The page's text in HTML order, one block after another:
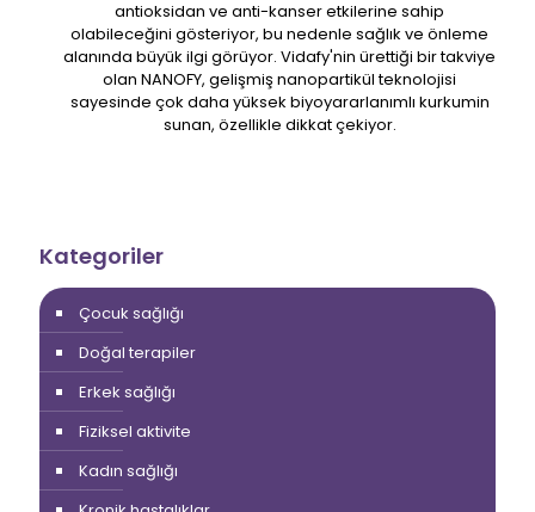
antioksidan ve anti-kanser etkilerine sahip
olabileceğini gösteriyor, bu nedenle sağlık ve önleme
alanında büyük ilgi görüyor. Vidafy'nin ürettiği bir takviye
olan NANOFY, gelişmiş nanopartikül teknolojisi
sayesinde çok daha yüksek biyoyararlanımlı kurkumin
sunan, özellikle dikkat çekiyor.
Kategoriler
Çocuk sağlığı
Doğal terapiler
Erkek sağlığı
Fiziksel aktivite
Kadın sağlığı